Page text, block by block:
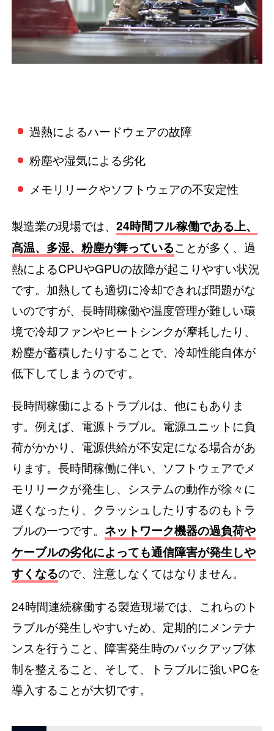
過熱によるハードウェアの故障
粉塵や湿気による劣化
メモリリークやソフトウェアの不安定性
製造業の現場では、24時間フル稼働である上、
高温、多湿、粉塵が舞っていることが多く、過
熱によるCPUやGPUの故障が起こりやすい状況
です。加熱しても適切に冷却できれば問題がな
いのですが、長時間稼働や温度管理が難しい環
境で冷却ファンやヒートシンクが摩耗したり、
粉塵が蓄積したりすることで、冷却性能自体が
低下してしまうのです。
長時間稼働によるトラブルは、他にもありま
す。例えば、電源トラブル。電源ユニットに負
荷がかかり、電源供給が不安定になる場合があ
ります。長時間稼働に伴い、ソフトウェアでメ
モリリークが発生し、システムの動作が徐々に
遅くなったり、クラッシュしたりするのもトラ
ブルの一つです。ネットワーク機器の過負荷や
ケーブルの劣化によっても通信障害が発生しや
すくなるので、注意しなくてはなりません。
24時間連続稼働する製造現場では、これらのト
ラブルが発生しやすいため、定期的にメンテナ
ンスを行うこと、障害発生時のバックアップ体
制を整えること、そして、トラブルに強いPCを
導入することが大切です。